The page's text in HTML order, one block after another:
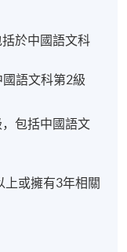
於中國語文科
語文科第2級
包括中國語文
上或擁有3年相關